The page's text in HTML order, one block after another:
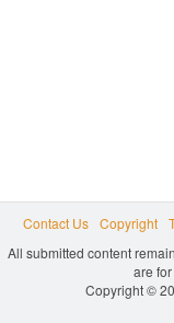
Contact Us Copyright
All submitted content
are
Copyright ©